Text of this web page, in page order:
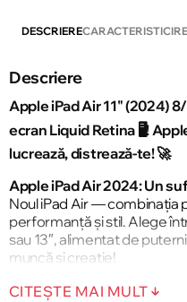
DESCRIERECARACTERISTICI
Descriere
Apple iPad Air 11" (2024)
ecran Liquid Retina 🖥️!
lucrează, distrează-te! 🚀
Apple iPad Air 2024: Un
Noul iPad Air — combinația
performanță și stil. Alege
sau 13″, alimentat de
muncă și creație!
⚡ Putere în fiecare detaliu:
CITEȘTE MAI MULT